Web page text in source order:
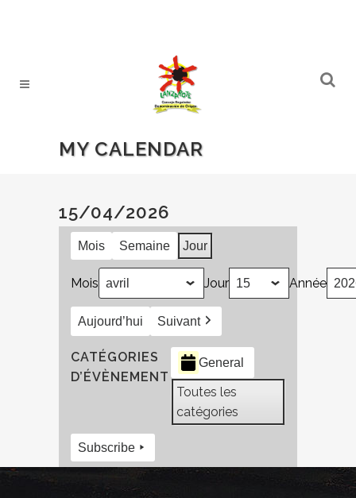
MY CALENDAR
15/04/2026
Mois Semaine Jour
Mois Jour Année
Aujourd’hui Suivant
CATÉGORIES
D’ÉVÈNEMENT
General
Toutes les
catégories
Subscribe